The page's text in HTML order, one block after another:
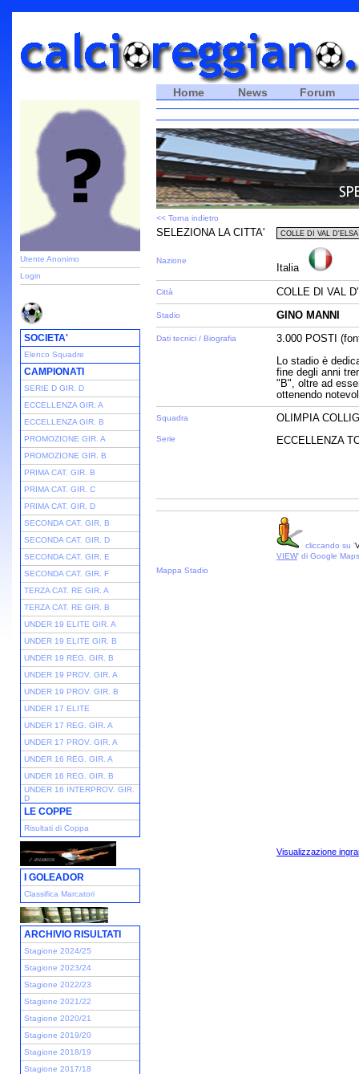
Utente Anonimo
Login
SOCIETA'
Elenco Squadre
CAMPIONATI
SERIE D GIR. D
ECCELLENZA GIR. A
ECCELLENZA GIR. B
PROMOZIONE GIR. A
PROMOZIONE GIR. B
PRIMA CAT. GIR. B
PRIMA CAT. GIR. C
PRIMA CAT. GIR. D
SECONDA CAT. GIR. B
SECONDA CAT. GIR. D
SECONDA CAT. GIR. E
SECONDA CAT. GIR. F
TERZA CAT. RE GIR. A
TERZA CAT. RE GIR. B
UNDER 19 ELITE GIR. A
UNDER 19 ELITE GIR. B
UNDER 19 REG. GIR. B
UNDER 19 PROV. GIR. A
UNDER 19 PROV. GIR. B
UNDER 17 ELITE
UNDER 17 REG. GIR. A
UNDER 17 PROV. GIR. A
UNDER 16 REG. GIR. A
UNDER 16 REG. GIR. B
UNDER 16 INTERPROV. GIR.
D
LE COPPE
Risultati di Coppa
I GOLEADOR
Classifica Marcatori
ARCHIVIO RISULTATI
Stagione 2024/25
Stagione 2023/24
Stagione 2022/23
Stagione 2021/22
Stagione 2020/21
Stagione 2019/20
Stagione 2018/19
Stagione 2017/18
Home News Forum
<< Torna indietro
SELEZIONA LA CITTA'
Nazione
Italia
Città COLLE DI VAL
Stadio GINO MANNI
Dati tecnici / Biografia
3.000 POSTI
Lo stadio è
fine degli anni
"B", oltre ad
ottenendo
Squadra
Serie
OLIMPIA
ECCELLENZA
cliccando su '
VIEW' di Google Maps
Mappa Stadio
Visualizzazione